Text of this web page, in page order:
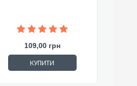
109,00 грн
КУПИТИ